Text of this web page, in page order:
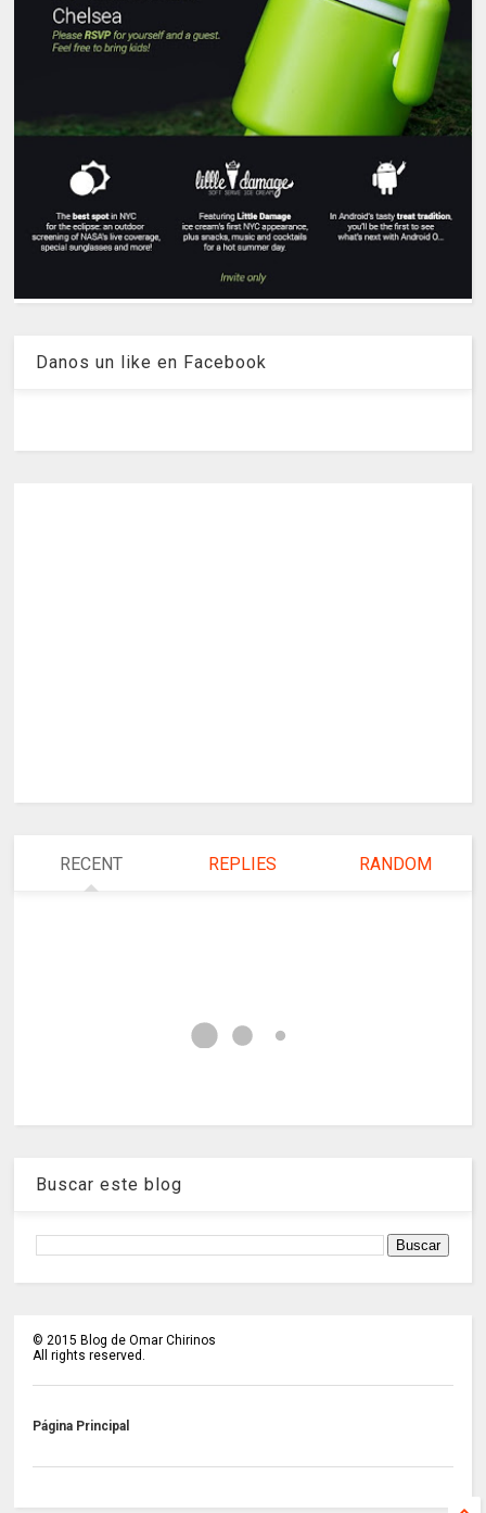
Danos un like en Facebook
RECENT REPLIES RANDOM
Buscar este blog
©2015 Blog de Omar Chirinos
All rights reserved.
Página Principal